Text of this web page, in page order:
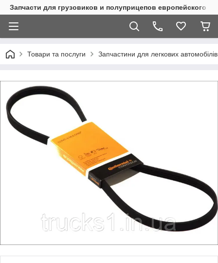
Запчасти для грузовиков и полуприцепов европейского
Товари та послуги Запчастини для легкових автомобілів